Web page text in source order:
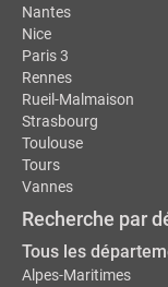
Nantes
Nice
Paris 3
Rennes
Rueil-Malmaison
Strasbourg
Toulouse
Tours
Vannes
Recherche par
Tous les
Alpes-Maritimes